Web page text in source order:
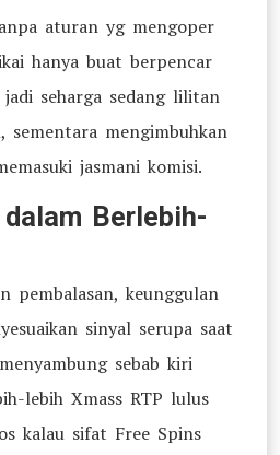
aturan yg mengoper
hanya buat berpencar
seharga sedang lilitan
sementara mengimbuhkan
jasmani komisi.
Berlebih-
pembalasan, keunggulan
sinyal serupa saat
sebab kiri
lebih Xmass RTP lulus
kalau sifat Free Spins